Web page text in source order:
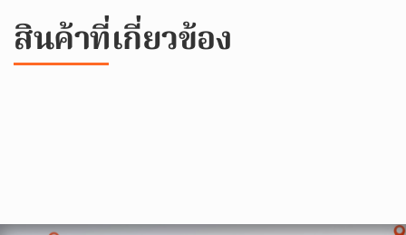
สินค้าที่เกี่ยวข้อง